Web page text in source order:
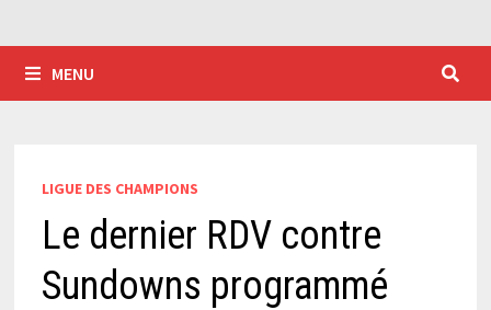
MENU
LIGUE DES CHAMPIONS
Le dernier RDV contre
Sundowns programmé